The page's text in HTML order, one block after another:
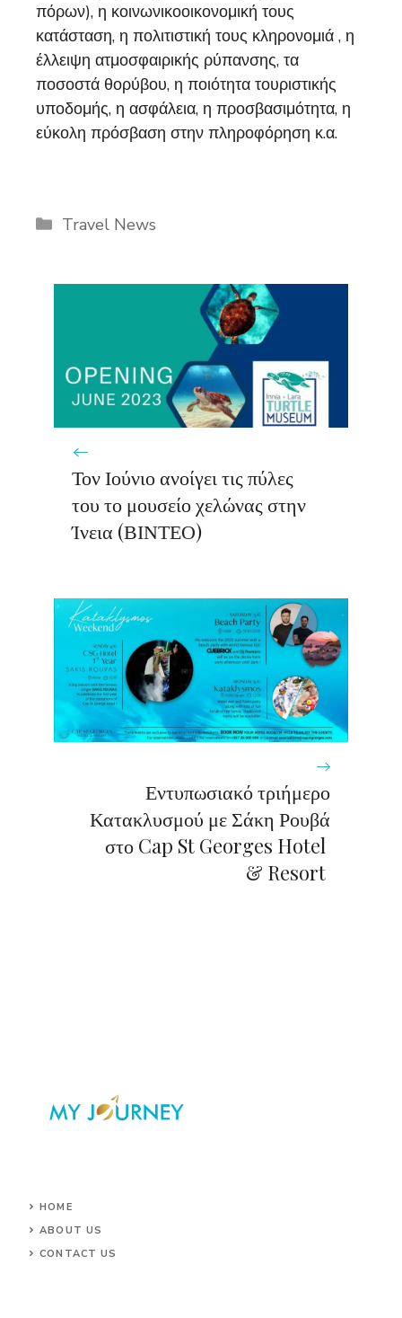
πόρων), η κοινωνικοοικονομική τους
κατάσταση, η πολιτιστική τους κληρονομιά , η
έλλειψη ατμοσφαιρικής ρύπανσης, τα
ποσοστά θορύβου, η ποιότητα τουριστικής
υποδομής, η ασφάλεια, η προσβασιμότητα, η
εύκολη πρόσβαση στην πληροφόρηση κ.α.
Categories
Travel News
Τον Ιούνιο ανοίγει τις πύλες
του το μουσείο χελώνας στην
Ίνεια (ΒΙΝΤΕΟ)
Εντυπωσιακό τριήμερο
Κατακλυσμού με Σάκη Ρουβά
στο Cap St Georges Hotel
& Resort
HOME
ABOUT US
CONTACT US